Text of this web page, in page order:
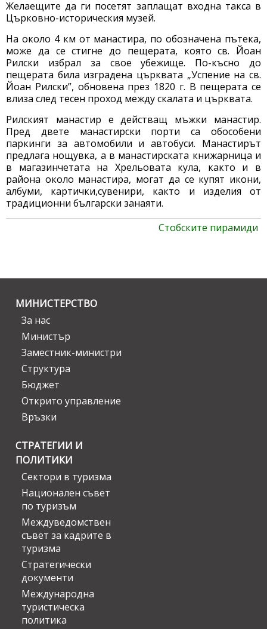
Желаещите да ги посетят заплащат входна такса в
Църковно-историческия музей.
На около 4 км от манастира, по обозначена пътека,
може да се стигне до пещерата, която св. Йоан
Рилски избрал за свое убежище. По-късно до
пещерата била изградена църквата „Успение на св.
Йоан Рилски”, обновена през 1820 г. В пещерата се
влиза след тесен проход между скалата и църквата.
Рилският манастир е действащ мъжки манастир.
Пред двете манастирски порти са обособени
паркинги за автомобили и автобуси. Манастирът
предлага нощувка, а в манастирската книжарница и
в магазинчетата на Хрельовата кула, както и в
района около манастира, могат да се купят икони,
албуми, картички,сувенири, както и изделия от
традиционни български занаяти.
Стобските пирамиди
МИНИСТЕРСТВО
За нас
Министър
Заместник-министри
Структура
Бюджет
Открито управление
Връзки
СТРАТЕГИИ И
ПОЛИТИКИ
Сектори в туризма
Национален съвет
по туризъм
Междуведомствен
съвет за кадрите в
туризма
Стратегически
документи
Международна
туристическа
политика